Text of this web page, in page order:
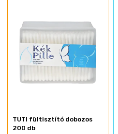
TUTI fültisztító dobozos
200 db